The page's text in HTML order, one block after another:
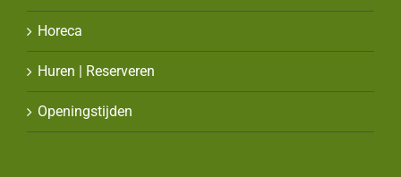
Horeca
Huren | Reserveren
Openingstijden